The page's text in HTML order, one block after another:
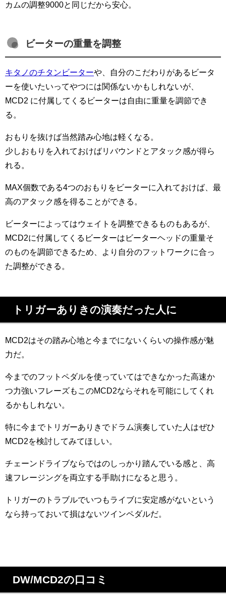
カムの調整9000と同じだから安心。
ビーターの重量を調整
キタノのチタンビーターや、自分のこだわりがあるビータ
ーを使いたいってやつには関係ないかもしれないが、
MCD2 に付属してくるビーターは自由に重量を調節でき
る。
おもりを抜けば当然踏み心地は軽くなる。
少しおもりを入れておけばリバウンドとアタック感が得ら
れる。
MAX個数である4つのおもりをビーターに入れておけば、最
高のアタック感を得ることができる。
ビーターによってはウェイトを調整できるものもあるが、
MCD2に付属してくるビーターはビーターヘッドの重量そ
のものを調節できるため、より自分のフットワークに合っ
た調整ができる。
トリガーありきの演奏だった人に
MCD2はその踏み心地と今までにないくらいの操作感が魅
力だ。
今までのフットペダルを使っていてはできなかった高速か
つ力強いフレーズもこのMCD2ならそれを可能にしてくれ
るかもしれない。
特に今までトリガーありきでドラム演奏していた人はぜひ
MCD2を検討してみてほしい。
チェーンドライブならではのしっかり踏んでいる感と、高
速フレージングを両立する手助けになると思う。
トリガーのトラブルでいつもライブに安定感がないという
なら持っておいて損はないツインペダルだ。
DW/MCD2の口コミ